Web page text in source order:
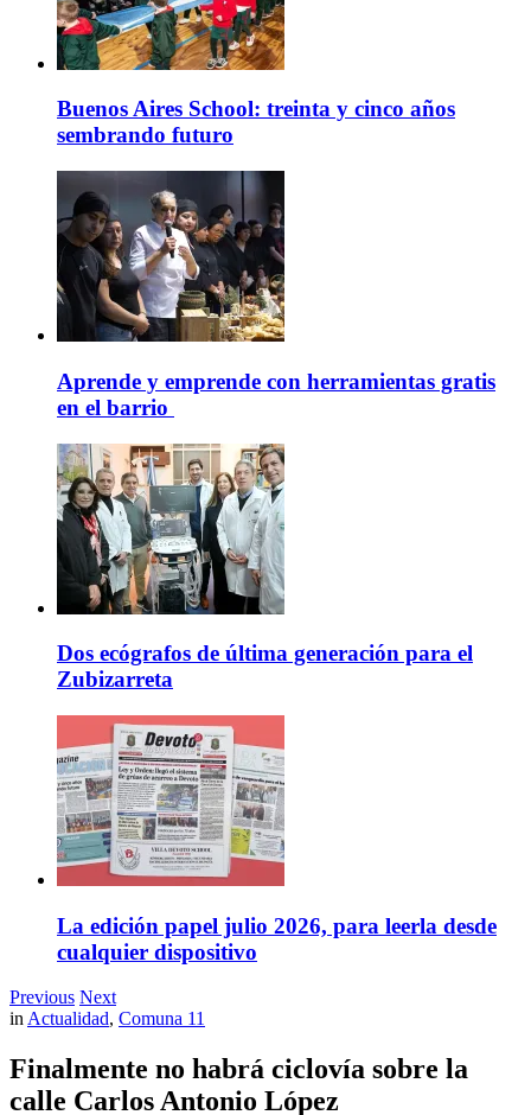
Buenos Aires School: treinta y cinco años
sembrando futuro
Aprende y emprende con herramientas gratis
en el barrio
Dos ecógrafos de última generación para el
Zubizarreta
La edición papel julio 2026, para leerla desde
cualquier dispositivo
Previous Next
inActualidad, Comuna 11
Finalmente no habrá ciclovía sobre la
calle Carlos Antonio López